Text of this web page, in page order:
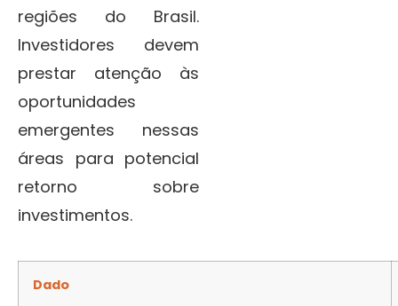
regiões do Brasil.
Investidores devem
prestar atenção às
oportunidades
emergentes nessas
áreas para potencial
retorno sobre
investimentos.
Dado